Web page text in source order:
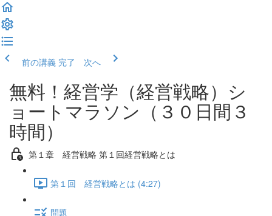
前の講義 完了 次へ
無料！経営学（経営戦略）シ
ョートマラソン（３０日間３
時間）
第１章 経営戦略 第１回経営戦略とは
第１回 経営戦略とは (4:27)
問題